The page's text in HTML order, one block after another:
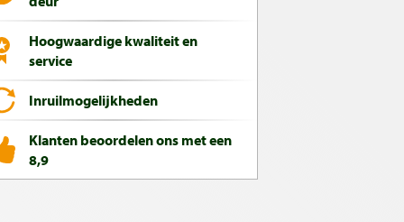
Hoogwaardige kwaliteit en
service
Inruilmogelijkheden
Klanten beoordelen ons met een
8,9